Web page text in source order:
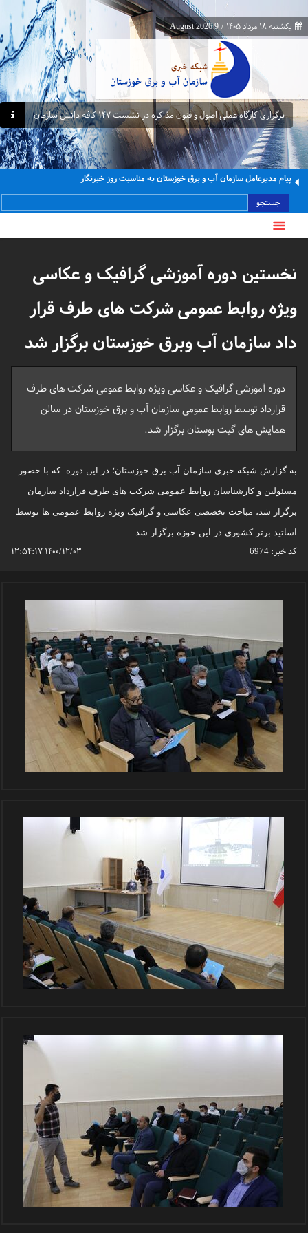
یکشنبه ۱۸ مرداد ۱۴۰۵ /
9 August 2026
برگزاری کارگاه عملی اصول و فنون مذاکره در نشست ۱۴۷ کافه دانش سازمان
پیام مدیرعامل سازمان آب و برق خوزستان به مناسبت روز خبرنگار
جستجو
نخستین دوره آموزشی گرافیک و عکاسی
ویژه روابط عمومی شرکت های طرف قرار
داد سازمان آب وبرق خوزستان برگزار شد
دوره آموزشی گرافیک و عکاسی ویژه روابط عمومی شرکت های طرف
قرارداد توسط روابط عمومی سازمان آب و برق خوزستان در سالن
همایش های گیت بوستان برگزار شد.
به گزارش شبکه خبری سازمان آب برق خوزستان؛ در این دوره که با حضور
مسئولین و کارشناسان روابط عمومی شرکت های طرف قرارداد سازمان
برگزار شد، مباحث تخصصی عکاسی و گرافیک ویژه روابط عمومی ها توسط
اساتید برتر کشوری در این حوزه برگزار شد.
۱۴۰۰/۱۲/۰۳ ۱۲:۵۴:۱۷ کد خبر: 6974